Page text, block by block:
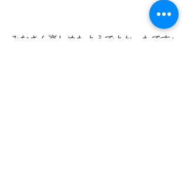
みなさん楽しめたようでよかったです♪